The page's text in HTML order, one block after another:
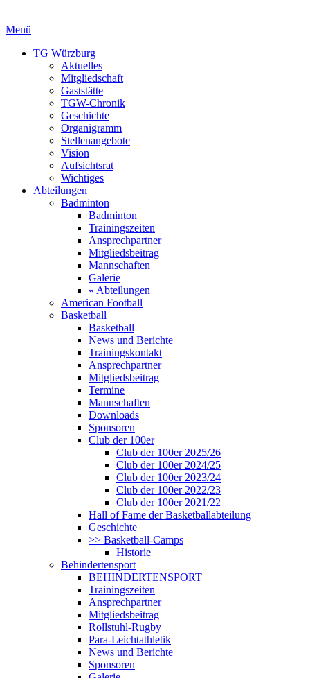
Menü
TG Würzburg
Aktuelles
Mitgliedschaft
Gaststätte
TGW-Chronik
Geschichte
Organigramm
Stellenangebote
Vision
Aufsichtsrat
Wichtiges
Abteilungen
Badminton
Badminton
Trainingszeiten
Ansprechpartner
Mitgliedsbeitrag
Mannschaften
Galerie
« Abteilungen
American Football
Basketball
Basketball
News und Berichte
Trainingskontakt
Ansprechpartner
Mitgliedsbeitrag
Termine
Mannschaften
Downloads
Sponsoren
Club der 100er
Club der 100er 2025/26
Club der 100er 2024/25
Club der 100er 2023/24
Club der 100er 2022/23
Club der 100er 2021/22
Hall of Fame der Basketballabteilung
Geschichte
>> Basketball-Camps
Historie
Behindertensport
BEHINDERTENSPORT
Trainingszeiten
Ansprechpartner
Mitgliedsbeitrag
Rollstuhl-Rugby
Para-Leichtathletik
News und Berichte
Sponsoren